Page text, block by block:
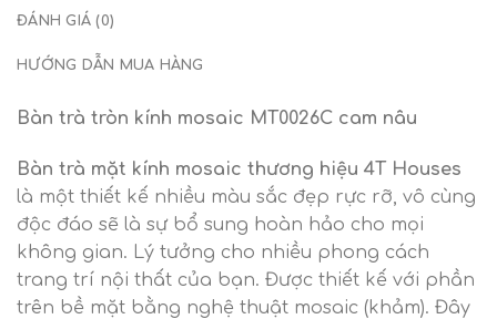
ĐÁNH GIÁ (0)
HƯỚNG DẪN MUA HÀNG
Bàn trà tròn kính mosaic MT0026C cam nâu
Bàn trà mặt kính mosaic thương hiệu 4T Houses
là một thiết kế nhiều màu sắc đẹp rực rỡ, vô cùng
độc đáo sẽ là sự bổ sung hoàn hảo cho mọi
không gian. Lý tưởng cho nhiều phong cách
trang trí nội thất của bạn. Được thiết kế với phần
trên bề mặt bằng nghệ thuật mosaic (khảm). Đây